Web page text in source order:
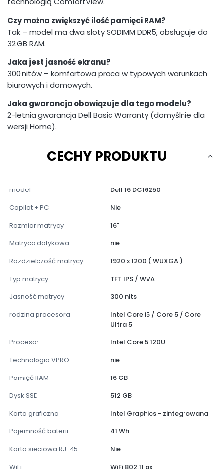
Czy można zwiększyć ilość pamięci RAM?
Tak – model ma dwa sloty SODIMM DDR5, obsługuje do
32 GB RAM.
Jaka jest jasność ekranu?
300 nitów – komfortowa praca w typowych warunkach
biurowych i domowych.
Jaka gwarancja obowiązuje dla tego modelu?
2-letnia gwarancja Dell Basic Warranty (domyślnie dla
wersji Home).
CECHY PRODUKTU
model
Dell 16 DC16250
Copilot + PC
Nie
Rozmiar matrycy
16"
Matryca dotykowa
nie
Rozdzielczość matrycy
1920 x 1200 ( WUXGA )
Typ matrycy
TFT IPS / WVA
Jasność matrycy
300 nits
rodzina procesora
Intel Core i5 / Core 5 / Core
Ultra 5
Procesor
Intel Core 5 120U
Technologia VPRO
nie
Pamięć RAM
16 GB
Dysk SSD
512 GB
Karta graficzna
Intel Graphics - zintegrowana
Pojemność baterii
41 Wh
Karta sieciowa RJ-45
Nie
WiFi
WiFi 802.11 ax